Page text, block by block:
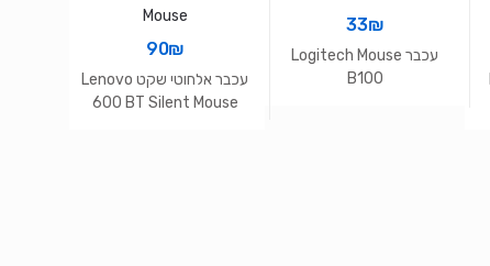
33₪
עכבר Logitech Mouse
B100
90₪
עכבר אלחוטי שקט Lenovo
600 BT Silent Mouse